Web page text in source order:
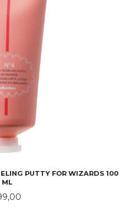
PUTTY FOR WIZARDS 100
ML